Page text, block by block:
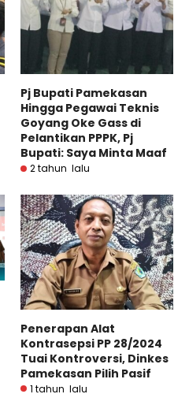
Pj Bupati Pamekasan
Hingga Pegawai Teknis
Goyang Oke Gass di
Pelantikan PPPK, Pj
Bupati: Saya Minta Maaf
2 tahun lalu
Penerapan Alat
Kontrasepsi PP 28/2024
Tuai Kontroversi, Dinkes
Pamekasan Pilih Pasif
1 tahun lalu